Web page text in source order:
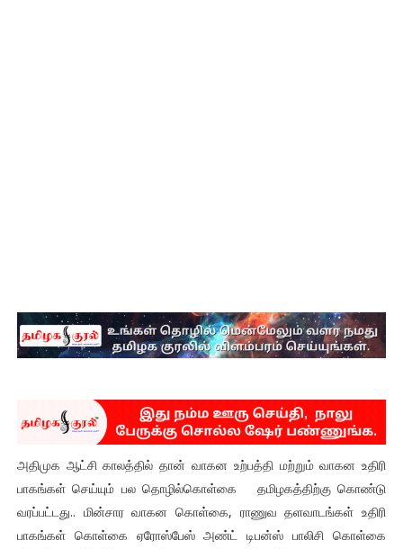
அதிமுக ஆட்சி காலத்தில் தான் வாகன உற்பத்தி மற்றும் வாகன உதிரி
பாகங்கள் செய்யும் பல தொழில்கொள்கை தமிழகத்திற்கு கொண்டு
வரப்பட்டது.. மின்சார வாகன கொள்கை, ராணுவ தளவாடங்கள் உதிரி
பாகங்கள் கொள்கை ஏரோஸ்பேஸ் அண்ட் டிபன்ஸ் பாலிசி கொள்கை